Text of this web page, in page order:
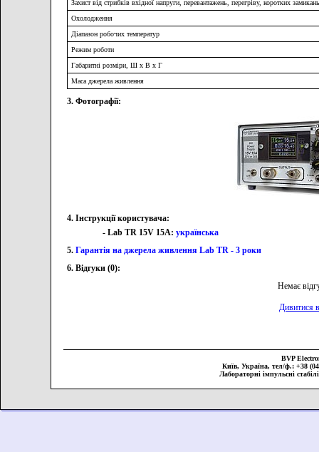
Захист від стрибків вхідної напруги, перевантажень, перегріву, коротких замикань
Охолодження
Діапазон робочих температур
Режим роботи
Габаритні розміри, Ш х В х Г
Маса джерела живлення
3. Фотографії:
4. Інструкції користувача:
- Lab TR 15V 15A: українська
5. Гарантія на джерела живлення Lab TR - 3 роки
6. Відгуки (0):
Немає
Дивитися
BVP
Київ, Україна, тел/ф.: +38
Лабораторні імпульсні